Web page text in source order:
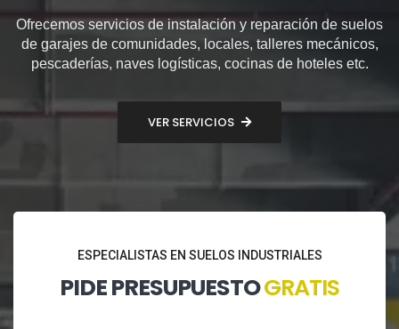
Ofrecemos servicios de instalación y reparación de suelos
de garajes de comunidades, locales, talleres mecánicos,
pescaderías, naves logísticas, cocinas de hoteles etc.
VER SERVICIOS
ESPECIALISTAS EN SUELOS INDUSTRIALES
PIDE PRESUPUESTOGRATIS